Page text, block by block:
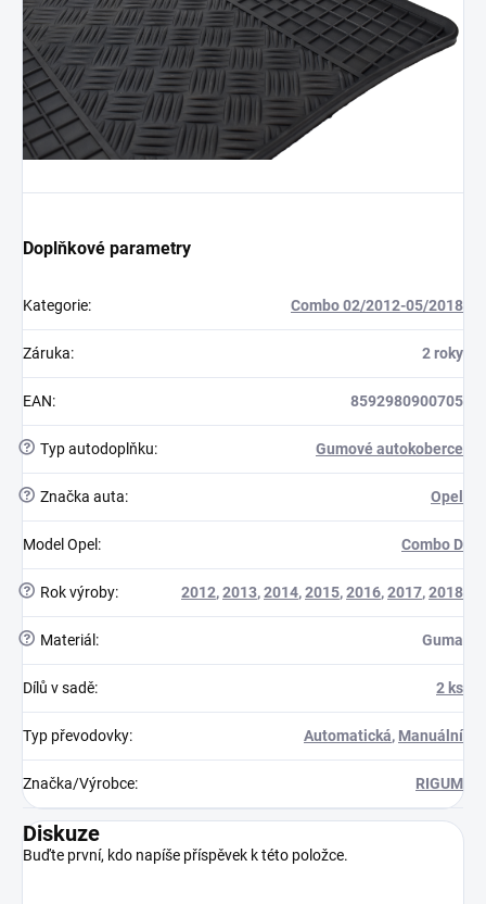
Doplňkové parametry
Kategorie: Combo 02/2012-05/2018
Záruka: 2 roky
EAN: 8592980900705
? Typ autodoplňku: Gumové autokoberce
? Značka auta: Opel
Model Opel : Combo D
? Rok výroby: 2012,2013,2014,2015,2016,2017,2018
? Materiál : Guma
Dílů v sadě: 2 ks
Typ převodovky: Automatická, Manuální
Značka/Výrobce: RIGUM
Diskuze
Buďte první, kdo napíše příspěvek k této položce.